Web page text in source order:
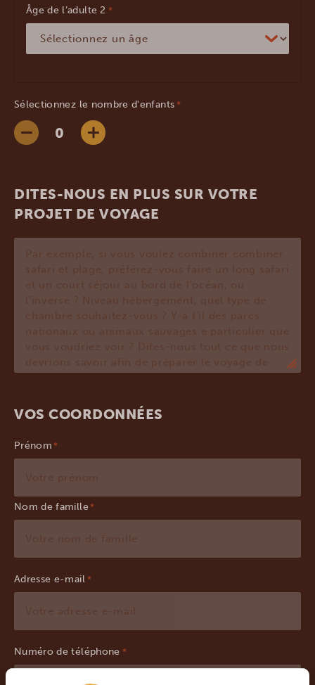
Âge de l’adulte *
Sélectionnez le nombre d'enfants *
DITES-NOUS EN PLUS SUR VOTRE
PROJET DE VOYAGE
VOS COORDONNÉES
Prénom
Nom de famille
Adresse e-mail *
Numéro de téléphone *